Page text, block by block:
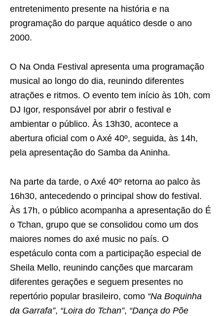
entretenimento presente na história e na
programação do parque aquático desde o ano
2000.
O Na Onda Festival apresenta uma programação
musical ao longo do dia, reunindo diferentes
atrações e ritmos. O evento tem início às 10h, com
DJ Igor, responsável por abrir o festival e
ambientar o público. Às 13h30, acontece a
abertura oficial com o Axé 40º, seguida, às 14h,
pela apresentação do Samba da Aninha.
Na parte da tarde, o Axé 40º retorna ao palco às
16h30, antecedendo o principal show do festival.
Às 17h, o público acompanha a apresentação do É
o Tchan, grupo que se consolidou como um dos
maiores nomes do axé music no país. O
espetáculo conta com a participação especial de
Sheila Mello, reunindo canções que marcaram
diferentes gerações e seguem presentes no
repertório popular brasileiro, como “Na Boquinha
da Garrafa”, “Loira do Tchan”, “Dança do Põe